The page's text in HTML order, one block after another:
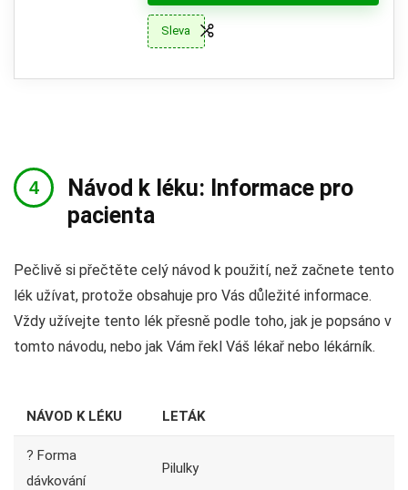
Sleva
Návod k léku: Informace pro
pacienta
Pečlivě si přečtěte celý návod k použití, než začnete tento
lék užívat, protože obsahuje pro Vás důležité informace.
Vždy užívejte tento lék přesně podle toho, jak je popsáno v
tomto návodu, nebo jak Vám řekl Váš lékař nebo lékárník.
NÁVOD K LÉKU LETÁK
? Forma
dávkování
Pilulky